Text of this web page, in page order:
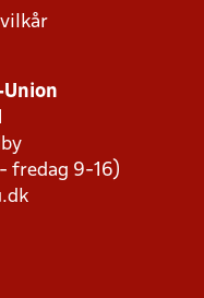
Union
fredag 9-16)